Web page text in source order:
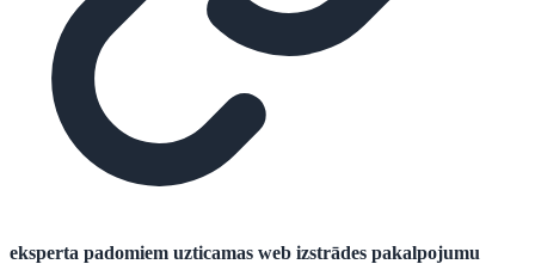
eksperta padomiem uzticamas web izstrādes pakalpojumu